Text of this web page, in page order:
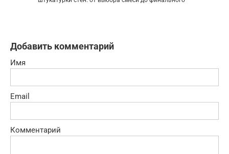
Добавить комментарий
Имя
Email
Комментарий